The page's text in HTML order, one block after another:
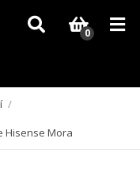
které nejsou skladem,
0
/
Hisense Mora